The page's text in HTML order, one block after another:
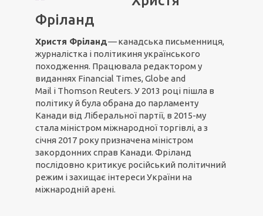
Фріланд
Христя Фріланд—канадська письменниця,
журналістка і політикиня українського
походження. Працювала редактором у
виданнях Financial Times, Globe and
Mail і Thomson Reuters. У 2013 році пішла в
політику й була обрана до парламенту
Канади від Ліберальної партії, в 2015-му
стала міністром міжнародної торгівлі, а з
січня 2017 року призначена міністром
закордонних справ Канади. Фріланд
послідовно критикує російський політичний
режим і захищає інтереси України на
міжнародній арені.